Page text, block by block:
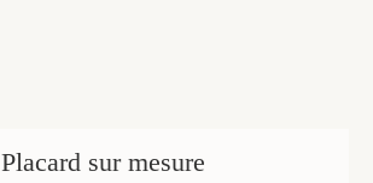
Placard sur mesure